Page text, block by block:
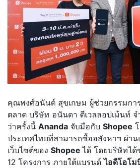
คุณพงศ์อนันต์ สุขเกษม ผู้ช่วยกรรมกา
ตลาด บริษัท อนันดา ดีเวลลอปเม้นท์
ว่าครั้งนี้ Ananda จับมือกับ Shopee
ประเทศไทยที่สามารถซื้ออสังหาฯ ผ่า
เว็บไซต์ของ Shopeeได้ โดยบริษัทได้
12 โครงการ ภายใต้แบรนด์ไอดีโอโม